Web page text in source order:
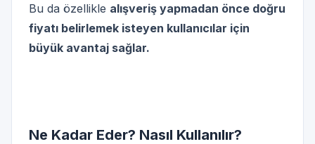
Bu da özellikle alışveriş yapmadan önce doğru
fiyatı belirlemek isteyen kullanıcılar için
büyük avantaj sağlar.
Ne Kadar Eder? Nasıl Kullanılır?